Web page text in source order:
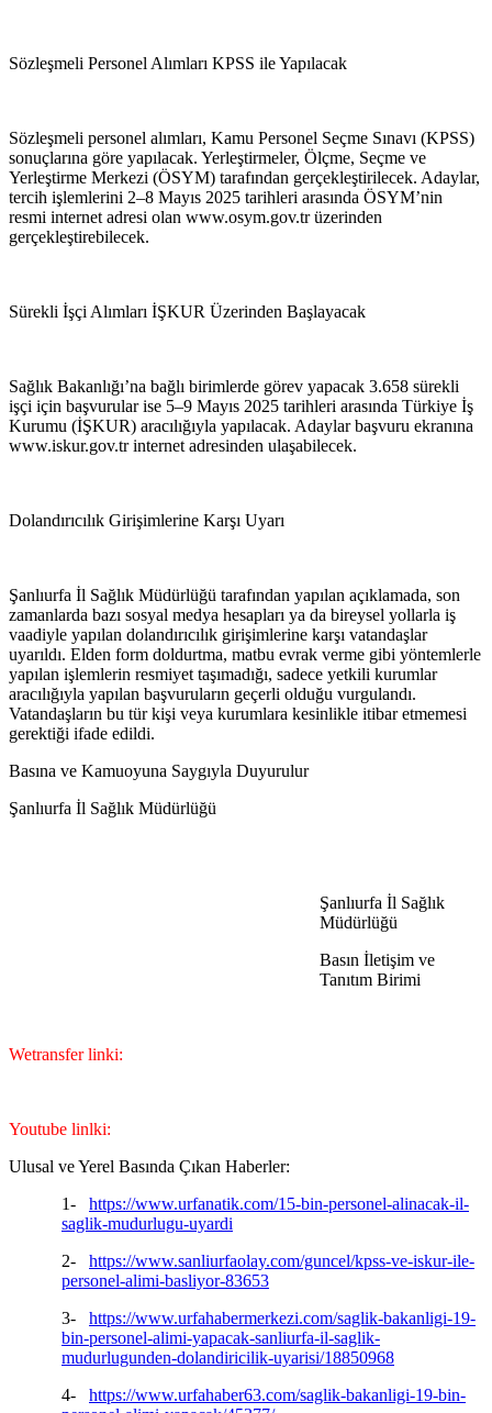
Sözleşmeli Personel Alımları KPSS ile Yapılacak
Sözleşmeli personel alımları, Kamu Personel Seçme Sınavı (KPSS)
sonuçlarına göre yapılacak. Yerleştirmeler, Ölçme, Seçme ve
Yerleştirme Merkezi (ÖSYM) tarafından gerçekleştirilecek. Adaylar,
tercih işlemlerini 2–8 Mayıs 2025 tarihleri arasında ÖSYM’nin
resmi internet adresi olan www.osym.gov.tr üzerinden
gerçekleştirebilecek.
Sürekli İşçi Alımları İŞKUR Üzerinden Başlayacak
Sağlık Bakanlığı’na bağlı birimlerde görev yapacak 3.658 sürekli
işçi için başvurular ise 5–9 Mayıs 2025 tarihleri arasında Türkiye İş
Kurumu (İŞKUR) aracılığıyla yapılacak. Adaylar başvuru ekranına
www.iskur.gov.tr internet adresinden ulaşabilecek.
Dolandırıcılık Girişimlerine Karşı Uyarı
Şanlıurfa İl Sağlık Müdürlüğü tarafından yapılan açıklamada, son
zamanlarda bazı sosyal medya hesapları ya da bireysel yollarla iş
vaadiyle yapılan dolandırıcılık girişimlerine karşı vatandaşlar
uyarıldı. Elden form doldurtma, matbu evrak verme gibi yöntemlerle
yapılan işlemlerin resmiyet taşımadığı, sadece yetkili kurumlar
aracılığıyla yapılan başvuruların geçerli olduğu vurgulandı.
Vatandaşların bu tür kişi veya kurumlara kesinlikle itibar etmemesi
gerektiği ifade edildi.
Basına ve Kamuoyuna Saygıyla Duyurulur
Şanlıurfa İl Sağlık Müdürlüğü
Şanlıurfa İl Sağlık
Müdürlüğü
Basın İletişim ve
Tanıtım Birimi
Wetransfer linki:
Youtube linlki:
Ulusal ve Yerel Basında Çıkan Haberler:
1-
https://www.urfanatik.com/15-bin-personel-alinacak-il-
saglik-mudurlugu-uyardi
2-
https://www.sanliurfaolay.com/guncel/kpss-ve-iskur-ile-
personel-alimi-basliyor-83653
3-
https://www.urfahabermerkezi.com/saglik-bakanligi-19-
bin-personel-alimi-yapacak-sanliurfa-il-saglik-
mudurlugunden-dolandiricilik-uyarisi/18850968
4-
https://www.urfahaber63.com/saglik-bakanligi-19-bin-